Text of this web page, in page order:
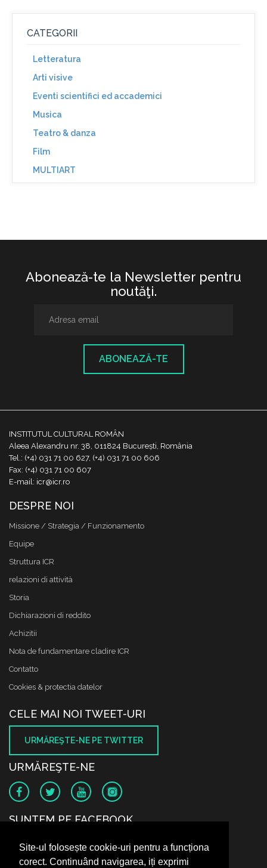
Site-ul folosește cookie-uri pentru a funcționa
corect. Continuând navigarea, iți exprimi
CATEGORII
Letteratura
Arti visive
Eventi scientifici ed accademici
Musica
Teatro & danza
Film
MULTIART
Abonează-te la Newsletter pentru
noutăţi.
ABONEAZĂ-TE
INSTITUTUL CULTURAL ROMÂN
Aleea Alexandru nr. 38, 011824 București, România
Tel.: (+4) 031 71 00 627, (+4) 031 71 00 606
Fax: (+4) 031 71 00 607
E-mail: icr@icr.ro
DESPRE NOI
Missione / Strategia / Funzionamento
Equipe
Struttura ICR
relazioni di attività
Storia
Dichiarazioni di reddito
Achizitii
Nota de fundamentare cladire ICR
Contatto
Cookies & protectia datelor
CELE MAI NOI TWEET-URI
URMĂREŞTE-NE PE TWITTER
URMĂREŞTE-NE
SUNTEM PE FACEBOOK